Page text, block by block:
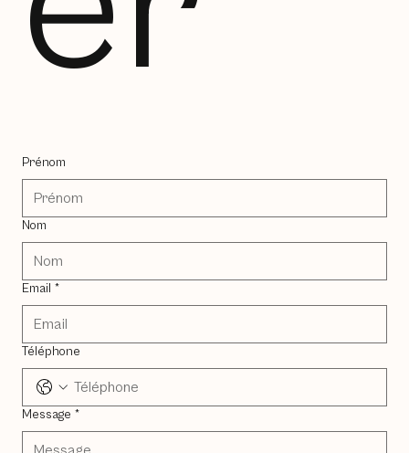
Prénom
Nom
Email *
Téléphone
Message *